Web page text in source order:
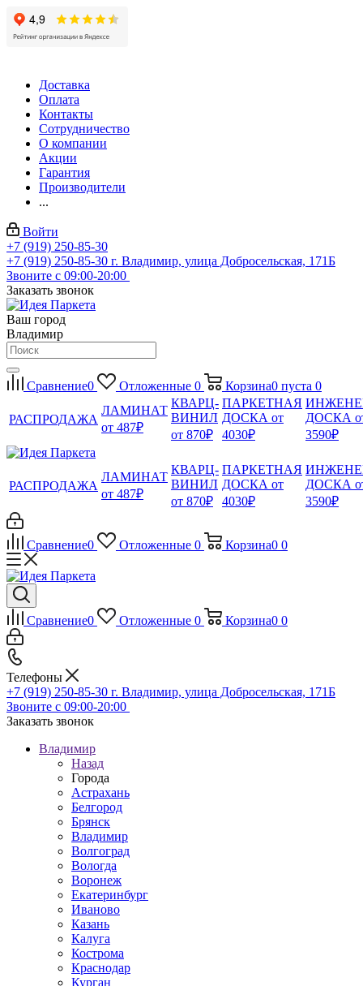
Доставка
Оплата
Контакты
Сотрудничество
О компании
Акции
Гарантия
Производители
...
Войти
+7 (919) 250-85-30
+7 (919) 250-85-30 г. Владимир, улица Добросельская, 171Б
Звоните с 09:00-20:00
Заказать звонок
Ваш город
Владимир
Сравнение0 Отложенные 0 Корзина0 пуста 0
РАСПРОДАЖА
ЛАМИНАТ
от 487₽
КВАРЦ-
ВИНИЛ
от 870₽
ПАРКЕТНАЯ
ДОСКА от
4030₽
ДОСКА
3590₽
РАСПРОДАЖА
ЛАМИНАТ
от 487₽
КВАРЦ-
ВИНИЛ
от 870₽
ПАРКЕТНАЯ
ДОСКА от
4030₽
ДОСКА
3590₽
Сравнение0 Отложенные 0 Корзина0 0
Сравнение0 Отложенные 0 Корзина0 0
Телефоны
+7 (919) 250-85-30 г. Владимир, улица Добросельская, 171Б
Звоните с 09:00-20:00
Заказать звонок
Владимир
Назад
Города
Астрахань
Белгород
Брянск
Владимир
Волгоград
Вологда
Воронеж
Екатеринбург
Иваново
Казань
Калуга
Кострома
Краснодар
Курган